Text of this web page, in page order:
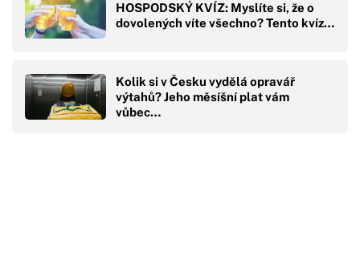
HOSPODSKÝ KVÍZ: Myslíte si, že o
dovolených víte všechno? Tento kvíz…
Kolik si v Česku vydělá opravář
výtahů? Jeho měsíšní plat vám
vůbec…